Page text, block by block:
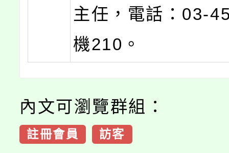
主任，電話：03-
機210。
內文可瀏覽群組：
註冊會員 訪客